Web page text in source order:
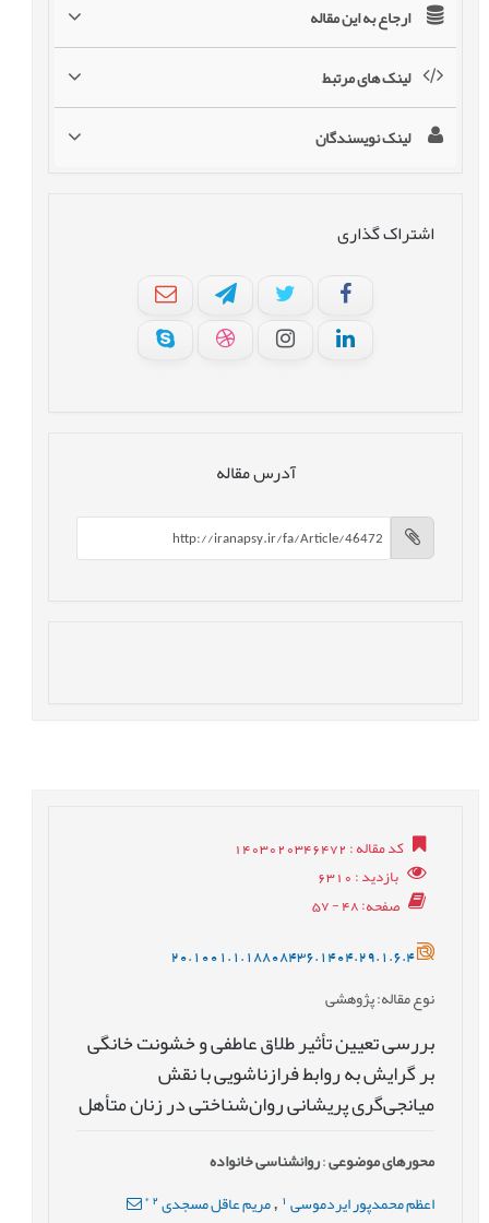
ارجاع به این مقاله
لینک های مرتبط
لینک نویسندگان
اشتراک گذاری
آدرس مقاله
کد مقاله: 1403020346472
بازدید: 6310
صفحه: 48 - 57
20.1001.1.18808436.1404.29.1.6.4
نوع مقاله: پژوهشی
بررسی تعیین ‌‌تأثیر طلاق عاطفی و خشونت خانگی
بر گرایش به روابط فرازناشویی با نقش
میانجی‌گری پریشانی روان‌شناختی در زنان ‌متأهل
محورهای موضوعی:روانشناسی خانواده
اعظم محمدپور ایردموسی , مریم عاقل مسجدی 2
*